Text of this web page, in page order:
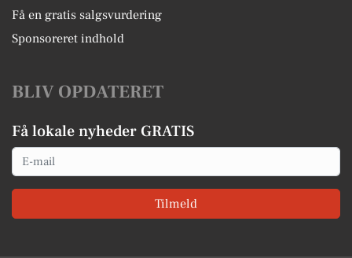
Få en gratis salgsvurdering
Sponsoreret indhold
BLIV OPDATERET
Få lokale nyheder GRATIS
Email
Tilmeld